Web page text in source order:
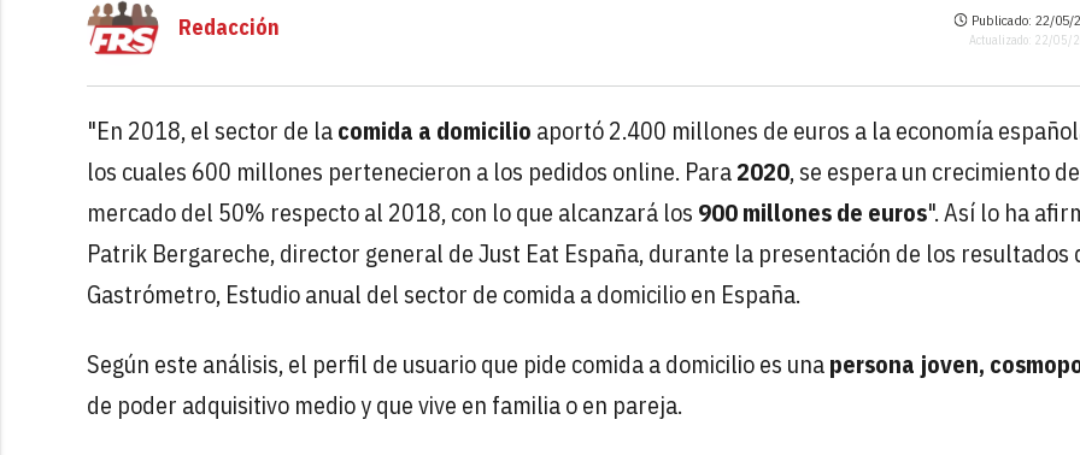
Redacción Publicado: 22/05/
Actualizado: 22/05/
"En 2018, el sector de lacomida a domicilio aportó 2.400 millones de euros a la economía
los cuales 600 millones pertenecieron a los pedidos online. Para2020, se espera un crecimiento
mercado del 50% respecto al 2018, con lo que alcanzará los 900 millones de euros". Así lo ha
Patrik Bergareche, director general de Just Eat España, durante la presentación de los resultados
Gastrómetro, Estudio anual del sector de comida a domicilio en España.
Según este análisis, el perfil de usuario que pide comida a domicilio es unapersona joven,
de poder adquisitivo medio y que vive en familia o en pareja.